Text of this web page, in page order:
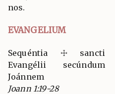
nos.
EVANGELIUM
Sequéntia ☩ sancti
Evangélii secúndum
Joánnem
Joann 1:19-28